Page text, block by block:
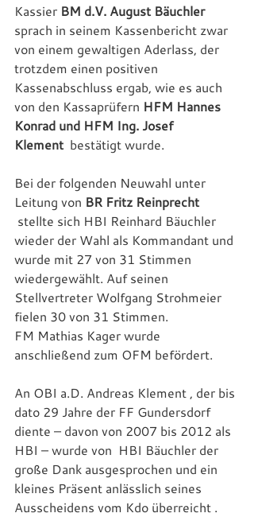
Kassier BM d.V. August Bäuchler
sprach in seinem Kassenbericht zwar
von einem gewaltigen Aderlass, der
trotzdem einen positiven
Kassenabschluss ergab, wie es auch
von den Kassaprüfern HFM Hannes
Konrad und HFM Ing. Josef
Klement bestätigt wurde.
Bei der folgenden Neuwahl unter
Leitung von BR Fritz Reinprecht
stellte sich HBI Reinhard Bäuchler
wieder der Wahl als Kommandant und
wurde mit 27 von 31 Stimmen
wiedergewählt. Auf seinen
Stellvertreter Wolfgang Strohmeier
fielen 30 von 31 Stimmen.
FM Mathias Kager wurde
anschließend zum OFM befördert.
An OBI a.D. Andreas Klement , der bis
dato 29 Jahre der FF Gundersdorf
diente – davon von 2007 bis 2012 als
HBI – wurde von  HBI Bäuchler der
große Dank ausgesprochen und ein
kleines Präsent anlässlich seines
Ausscheidens vom Kdo überreicht .